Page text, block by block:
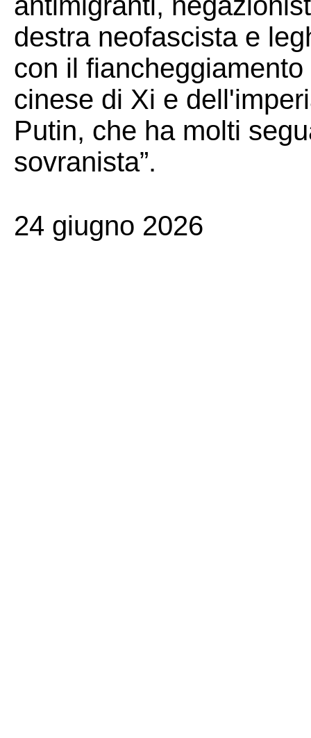
destra neofascista e
con il
cinese di Xi e
Putin, che ha molti
sovranista”.
24 giugno 2026